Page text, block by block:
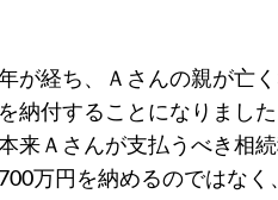
が経ち、Ａさんの親が亡
納付することになりました
来Ａさんが支払うべき相
万円を納めるのではな